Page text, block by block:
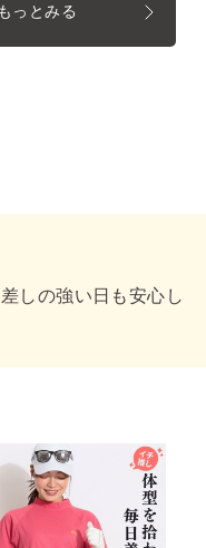
っとみる
しの強い日も安心し